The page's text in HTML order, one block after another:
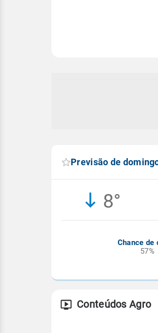
Previsão de
8°
Chance de
57%
Conteúdos Agro